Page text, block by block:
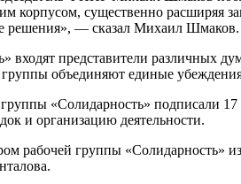
корпусом, существенно расширяя
решения», — сказал Михаил
входят представители различных
объединяют единые
«Солидарность» подписали
и организацию деятельности.
рабочей группы «Солидарность»